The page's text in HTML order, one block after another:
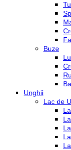
Buze
Unghii
Lac de